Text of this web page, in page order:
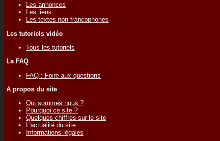
Les annonces
Les liens
Les textes non francophones
Les tutoriels vidéo
Tous les tutoriels
La FAQ
FAQ : Foire aux questions
A propos du site
Qui sommes nous ?
Pourquoi ce site ?
Quelques chiffres sur le site
L'actualité du site
Informations légales